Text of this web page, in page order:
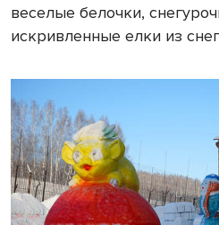
веселые белочки,
искривленные елки из